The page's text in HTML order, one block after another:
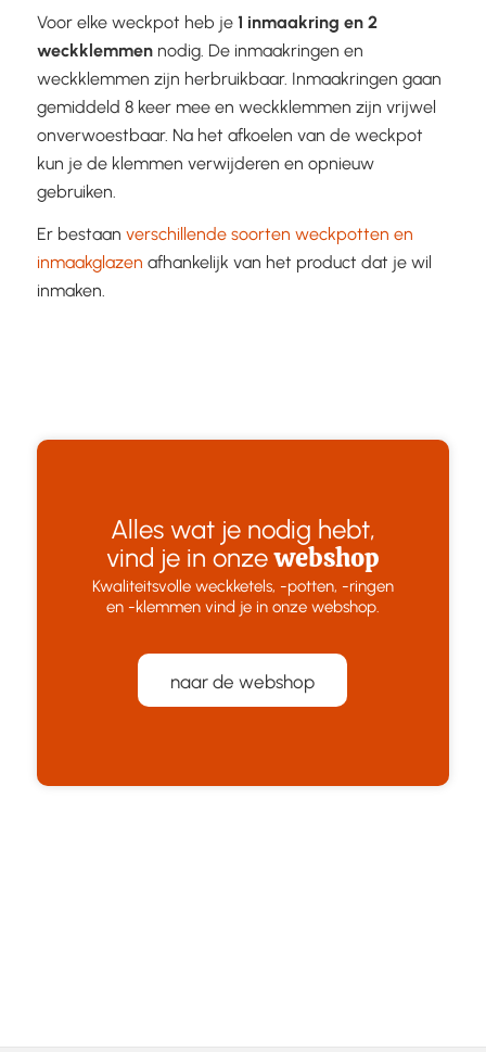
Voor elke weckpot heb je 1 inmaakring en 2
weckklemmennodig. De inmaakringen en
weckklemmen zijn herbruikbaar. Inmaakringen gaan
gemiddeld 8 keer mee en weckklemmen zijn vrijwel
onverwoestbaar. Na het afkoelen van de weckpot
kun je de klemmen verwijderen en opnieuw
gebruiken.
Er bestaan verschillende soorten weckpotten en
inmaakglazen afhankelijk van het product dat je wil
inmaken.
Alles wat je nodig hebt,
vind je in onzewebshop
Kwaliteitsvolle weckketels, -potten, -ringen
en -klemmen vind je in onze webshop.
naar de webshop